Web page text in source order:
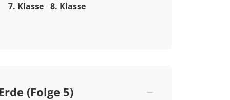
7. Klasse-8. Klasse
(Folge 5)